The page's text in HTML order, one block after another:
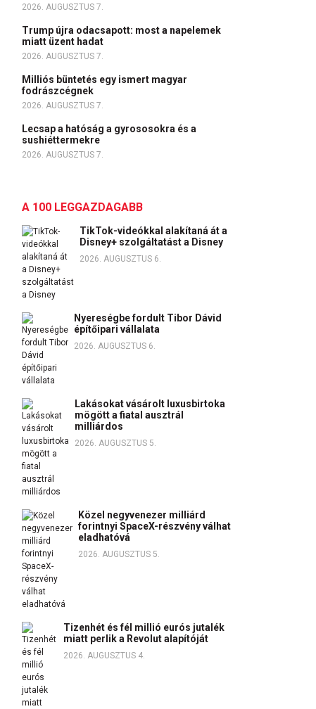
2026. AUGUSZTUS 7.
Trump újra odacsapott: most a napelemek
miatt üzent hadat
2026. AUGUSZTUS 7.
Milliós büntetés egy ismert magyar
fodrászcégnek
2026. AUGUSZTUS 7.
Lecsap a hatóság a gyrososokra és a
sushiéttermekre
2026. AUGUSZTUS 7.
A 100 LEGGAZDAGABB
TikTok-videókkal alakítaná át a
Disney+ szolgáltatást a Disney
2026. AUGUSZTUS 6.
Nyereségbe fordult Tibor Dávid
építőipari vállalata
2026. AUGUSZTUS 6.
Lakásokat vásárolt luxusbirtoka
mögött a fiatal ausztrál
milliárdos
2026. AUGUSZTUS 5.
Közel negyvenezer milliárd
forintnyi SpaceX-részvény válhat
eladhatóvá
2026. AUGUSZTUS 5.
Tizenhét és fél millió eurós jutalék
miatt perlik a Revolut alapítóját
2026. AUGUSZTUS 4.